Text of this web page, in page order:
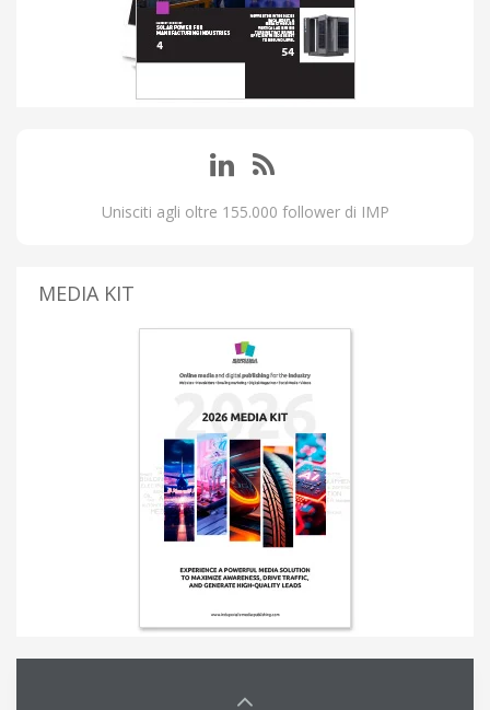
Unisciti agli oltre 155.000 follower di IMP
MEDIA KIT